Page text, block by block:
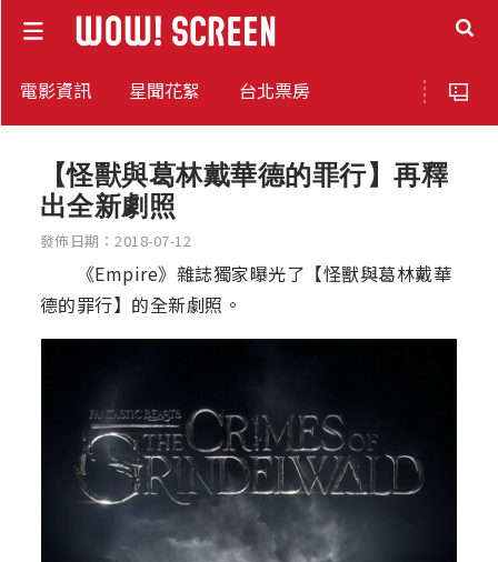
電影資訊 星聞花絮 台北票房
【怪獸與葛林戴華德的罪行】再釋
出全新劇照
發佈日期：2018-07-12
《Empire》雜誌獨家曝光了【怪獸與葛林戴華
德的罪行】的全新劇照。